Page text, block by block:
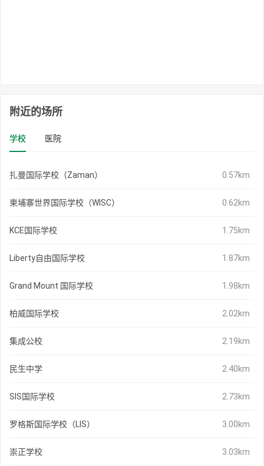
附近的场所
学校 医院
扎曼国际学校（Zaman） 0.57km
柬埔寨世界国际学校（WISC） 0.62km
KCE国际学校 1.75km
Liberty自由国际学校 1.87km
Grand Mount 国际学校 1.98km
柏威国际学校 2.02km
集成公校 2.19km
民生中学 2.40km
SIS国际学校 2.73km
罗格斯国际学校（LIS） 3.00km
崇正学校 3.03km